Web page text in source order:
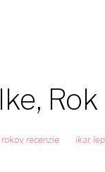
, recenzie ikar,